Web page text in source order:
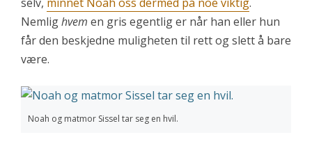
Nemlighvem en gris egentlig er når han eller hun
får den beskjedne muligheten til rett og slett å bare
være.
Noah og matmor Sissel tar seg en hvil.